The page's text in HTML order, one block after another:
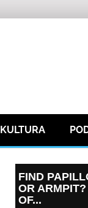
KULTURA
FIND
OR
OF...